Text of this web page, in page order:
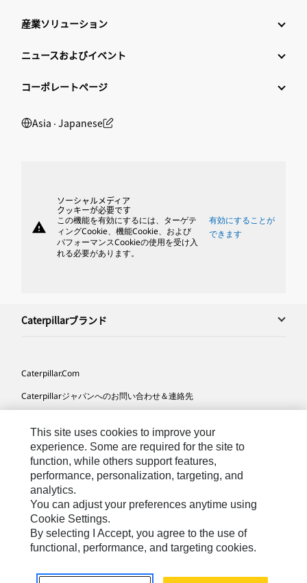
産業ソリューション
ニュースおよびイベント
コーポレートページ
Asia ‧ Japanese
warning
ソーシャルメディア
クッキーが必要です
この機能を有効にするには、ターゲテ
ィングCookie、機能Cookie、および
パフォーマンスCookieの使用を受け入
れる必要があります。
有効にすることが
できます
Caterpillarブランド
Caterpillar.com
Caterpillarジャパンへのお問い合わせ＆連絡先
サイト･マップ
Cookie Settings
法的事項
プライバシー
Japanese
載を禁じます）
This site uses cookies to improve your
experience. Some are required for the site to
function, while others support features,
performance, personalization, targeting, and
analytics.
You can adjust your preferences anytime using
Cookie Settings.
By selecting I Accept, you agree to the use of
functional, performance, and targeting cookies.